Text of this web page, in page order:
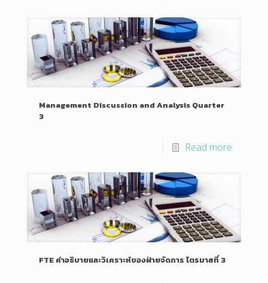
Management Discussion and Analysis Quarter
3
Read more
FTE คำอธิบายและวิเคราะห์ของฝ่ายจัดการ ไตรมาสที่ 3